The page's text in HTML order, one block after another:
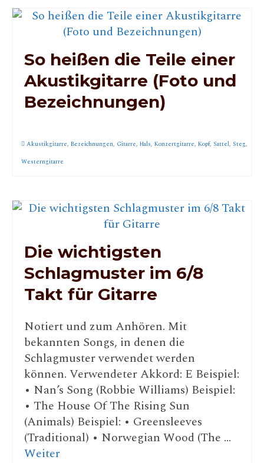
So heißen die Teile einer
Akustikgitarre (Foto und
Bezeichnungen)
Akustikgitarre, Bezeichnungen, Gitarre, Hals, Konzertgitarre, Kopf, Sattel, Steg,
Westerngitarre
Die wichtigsten
Schlagmuster im 6/8
Takt für Gitarre
Notiert und zum Anhören. Mit
bekannten Songs, in denen die
Schlagmuster verwendet werden
können. Verwendeter Akkord: E Beispiel:
• Nan’s Song (Robbie Williams) Beispiel:
• The House Of The Rising Sun
(Animals) Beispiel: • Greensleeves
(Traditional) • Norwegian Wood (The …
Weiter